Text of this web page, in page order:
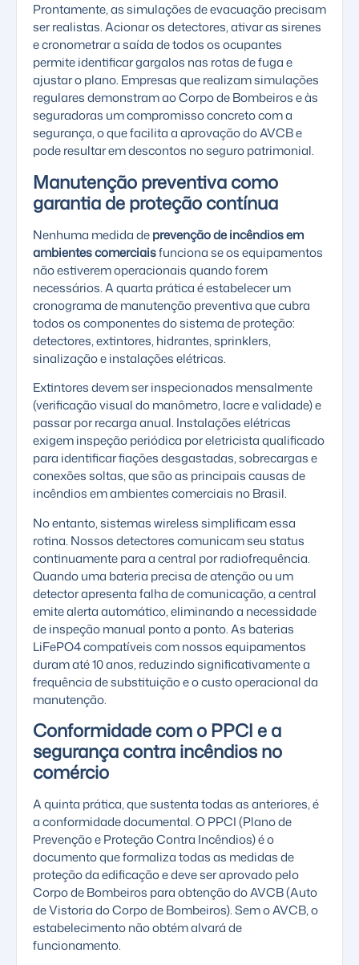
Prontamente, as simulações de evacuação precisam
ser realistas. Acionar os detectores, ativar as sirenes
e cronometrar a saída de todos os ocupantes
permite identificar gargalos nas rotas de fuga e
ajustar o plano. Empresas que realizam simulações
regulares demonstram ao Corpo de Bombeiros e às
seguradoras um compromisso concreto com a
segurança, o que facilita a aprovação do AVCB e
pode resultar em descontos no seguro patrimonial.
Manutenção preventiva como
garantia de proteção contínua
Nenhuma medida deprevenção de incêndios em
ambientes comerciaisfunciona se os equipamentos
não estiverem operacionais quando forem
necessários. A quarta prática é estabelecer um
cronograma demanutenção preventivaque cubra
todos os componentes do sistema de proteção:
detectores, extintores, hidrantes, sprinklers,
sinalização e instalações elétricas.
Extintores devem ser inspecionados mensalmente
(verificação visual do manômetro, lacre e validade) e
passar por recarga anual. Instalações elétricas
exigem inspeção periódica por eletricista qualificado
para identificar fiações desgastadas, sobrecargas e
conexões soltas, que são as principais causas de
incêndios em ambientes comerciais no Brasil.
No entanto, sistemas wireless simplificam essa
rotina. Nossos detectores comunicam seu status
continuamente para a central por radiofrequência.
Quando uma bateria precisa de atenção ou um
detector apresenta falha de comunicação, a central
emite alerta automático, eliminando a necessidade
de inspeção manual ponto a ponto. As baterias
LiFePO4compatíveis com nossos equipamentos
duram até 10 anos, reduzindo significativamente a
frequência de substituição e o custo operacional da
manutenção.
Conformidade com o PPCI e a
segurança contra incêndios no
comércio
A quinta prática, que sustenta todas as anteriores, é
a conformidade documental. O PPCI (Plano de
Prevenção e Proteção Contra Incêndios) é o
documento que formaliza todas as medidas de
proteção da edificação e deve ser aprovado pelo
Corpo de Bombeiros para obtenção do AVCB (Auto
de Vistoria do Corpo de Bombeiros). Sem o AVCB, o
estabelecimento não obtém alvará de
funcionamento.